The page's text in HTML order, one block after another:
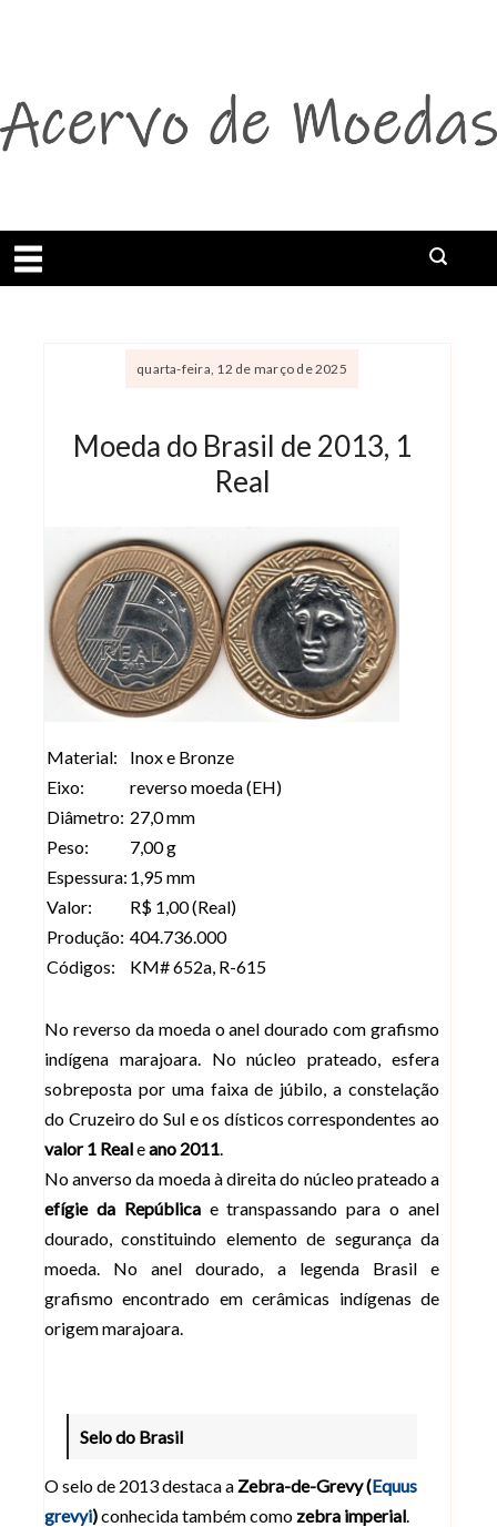
Abrir menu
Buscar
quarta-feira, 12 de março de 2025
Moeda do Brasil de 2013, 1
Real
Material:
Eixo:
Diâmetro:
Peso:
Espessura:
Valor:
Produção:
Códigos:
Inox e Bronze
reverso moeda (EH)
27,0 mm
7,00 g
1,95 mm
R$ 1,00 (Real)
404.736.000
KM# 652a, R-615
No reverso da moeda o anel dourado com grafismo
indígena marajoara. No núcleo prateado, esfera
sobreposta por uma faixa de júbilo, a constelação
do Cruzeiro do Sul e os dísticos correspondentes ao
valor 1 Realeano 2011
No anverso da moeda à direita do núcleo prateado a
efígie da República e transpassando para o anel
dourado, constituindo elemento de segurança da
moeda. No anel dourado, a legenda Brasil e
grafismo encontrado em cerâmicas indígenas de
origem marajoara.
Selo do Brasil
O selo de 2013 destaca a Zebra-de-Grevy (Equus
grevyi)conhecida também como zebra imperial